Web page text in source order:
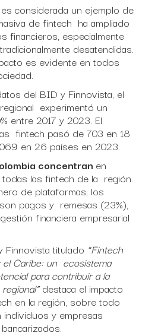
considerada un ejemplo de
de fintech ha ampliado
financieros, especialmente
desatendidas.
es evidente en todos
del BID y Finnovista, el
experimentó un
entre 2017 y 2023. El
fintech pasó de 703 en 18
en 26 países en 2023.
concentran en
las fintech de la región.
de plataformas, los
pagos y remesas (23%),
financiera empresarial
Finnovista titulado “Fintech
Caribe: un ecosistema
para contribuir a la
destaca el impacto
en la región, sobre todo
y empresas